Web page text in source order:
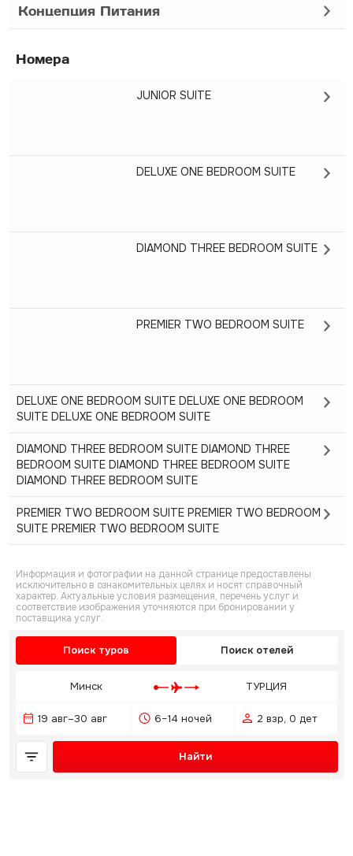
Концепция Питания
Номера
JUNIOR SUITE
DELUXE ONE BEDROOM SUITE
DIAMOND THREE BEDROOM SUITE
PREMIER TWO BEDROOM SUITE
DELUXE ONE BEDROOM SUITE DELUXE ONE BEDROOM
SUITE DELUXE ONE BEDROOM SUITE
DIAMOND THREE BEDROOM SUITE DIAMOND THREE
BEDROOM SUITE DIAMOND THREE BEDROOM SUITE
DIAMOND THREE BEDROOM SUITE
PREMIER TWO BEDROOM SUITE PREMIER TWO BEDROOM
SUITE PREMIER TWO BEDROOM SUITE
Информация и фотографии на данной странице предоставлены
исключительно в ознакомительных целях и носят справочный
характер. Актуальные условия размещения, перечень услуг и
соответствие изображения уточняются при бронировании у
поставщика услуг.
Поиск туров Поиск отелей
Минск ТУРЦИЯ
19 авг–30 авг 6–14 ночей 2 взр, 0 дет
Найти